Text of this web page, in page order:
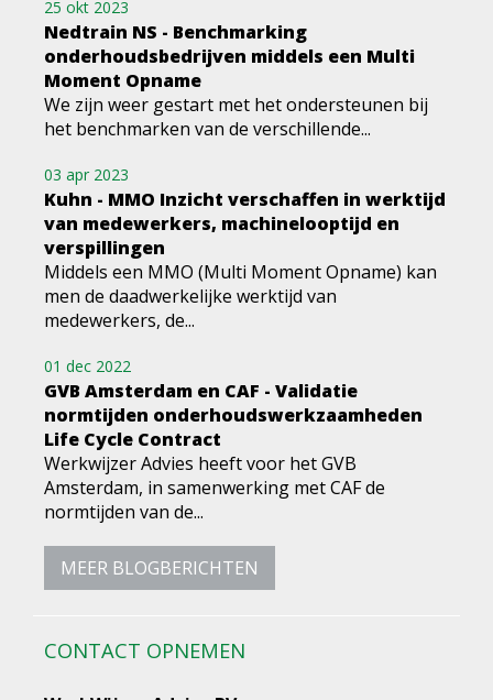
25 okt 2023
Nedtrain NS - Benchmarking
onderhoudsbedrijven middels een Multi
Moment Opname
We zijn weer gestart met het ondersteunen bij
het benchmarken van de verschillende...
03 apr 2023
Kuhn - MMO Inzicht verschaffen in werktijd
van medewerkers, machinelooptijd en
verspillingen
Middels een MMO (Multi Moment Opname) kan
men de daadwerkelijke werktijd van
medewerkers, de...
01 dec 2022
GVB Amsterdam en CAF - Validatie
normtijden onderhoudswerkzaamheden
Life Cycle Contract
Werkwijzer Advies heeft voor het GVB
Amsterdam, in samenwerking met CAF de
normtijden van de...
MEER BLOGBERICHTEN
CONTACT OPNEMEN